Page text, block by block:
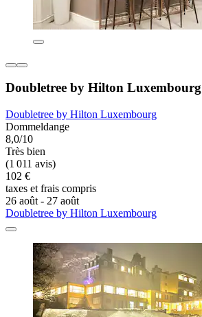
Doubletree by Hilton Luxembourg
Doubletree by Hilton Luxembourg
Dommeldange
8,0/10
Très bien
(1 011 avis)
102 €
taxes et frais compris
26 août - 27 août
Doubletree by Hilton Luxembourg